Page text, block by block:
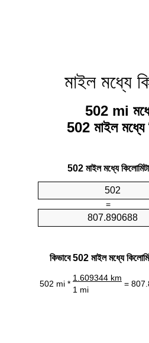
মাইল মধ্যে
502 mi
502 মাইল মধ্যে
502 মাইল মধ্যে
=
কিভাবে 502 মাইল মধ্যে
502 mi *
1.609344 km
=
1 mi